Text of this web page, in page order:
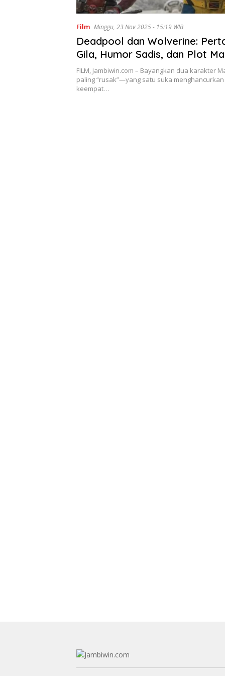
Film Minggu, 23 Nov 2025 - 15:19 WIB
Deadpool dan Wolverine:
Gila, Humor Sadis, dan Plot
Terbaru
FILM, Jambiwin.com – Bayangkan dua karakter
paling “rusak”—yang satu suka
keempat…